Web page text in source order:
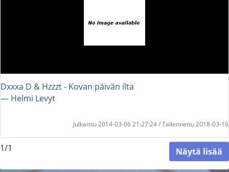
Dxxxa D & Hzzzt - Kovan päivän ilta
― Helmi Levyt
Julkaistu 2014-03-06 21:27:24 / Tallennettu 2018-03-16
1/1 Näytä lisää